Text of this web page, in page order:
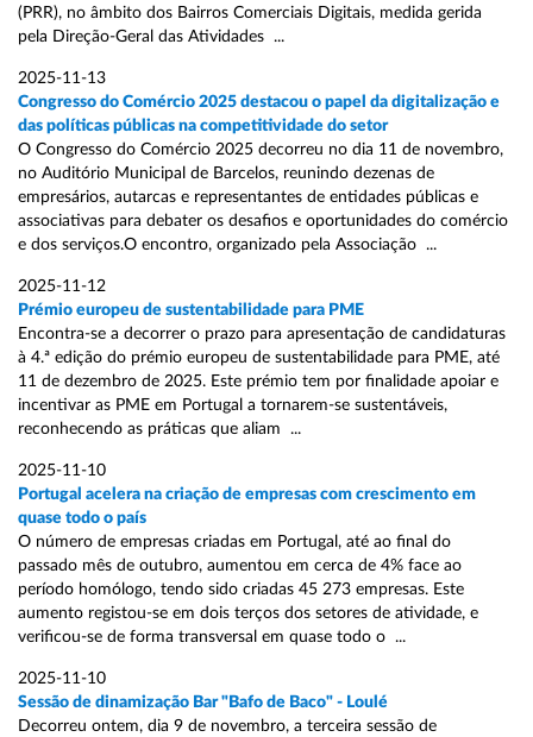
(PRR), no âmbito dos Bairros Comerciais Digitais, medida gerida
pela Direção-Geral das Atividades ...
2025-11-13
Congresso do Comércio 2025 destacou o papel da digitalização e
das políticas públicas na competitividade do setor
O Congresso do Comércio 2025 decorreu no dia 11 de novembro,
no Auditório Municipal de Barcelos, reunindo dezenas de
empresários, autarcas e representantes de entidades públicas e
associativas para debater os desafios e oportunidades do comércio
e dos serviços.O encontro, organizado pela Associação ...
2025-11-12
Prémio europeu de sustentabilidade para PME
Encontra-se a decorrer o prazo para apresentação de candidaturas
à 4.ª edição do prémio europeu de sustentabilidade para PME, até
11 de dezembro de 2025. Este prémio tem por finalidade apoiar e
incentivar as PME em Portugal a tornarem-se sustentáveis,
reconhecendo as práticas que aliam ...
2025-11-10
Portugal acelera na criação de empresas com crescimento em
quase todo o país
O número de empresas criadas em Portugal, até ao final do
passado mês de outubro, aumentou em cerca de 4% face ao
período homólogo, tendo sido criadas 45 273 empresas. Este
aumento registou-se em dois terços dos setores de atividade, e
verificou-se de forma transversal em quase todo o ...
2025-11-10
Sessão de dinamização Bar "Bafo de Baco" - Loulé
Decorreu ontem, dia 9 de novembro, a terceira sessão de